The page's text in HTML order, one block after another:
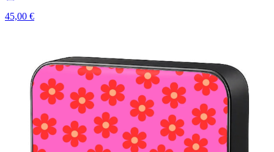
45,00 €